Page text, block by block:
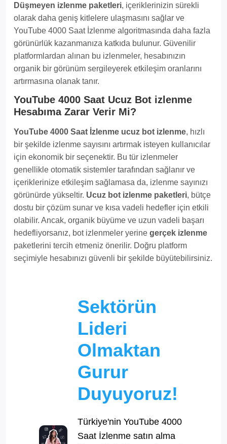
Düşmeyen izlenme paketleri, içeriklerinizin sürekli
olarak daha geniş kitlelere ulaşmasını sağlar ve
YouTube 4000 Saat İzlenme algoritmasında daha fazla
görünürlük kazanmanıza katkıda bulunur. Güvenilir
platformlardan alınan bu izlenmeler, hesabınızın
organik bir görünüm sergileyerek etkileşim oranlarını
artırmasına olanak tanır.
YouTube 4000 Saat Ucuz Bot izlenme
Hesabıma Zarar Verir Mi?
YouTube 4000 Saat İzlenme ucuz bot izlenme, hızlı
bir şekilde izlenme sayısını artırmak isteyen kullanıcılar
için ekonomik bir seçenektir. Bu tür izlenmeler
genellikle otomatik sistemler tarafından sağlanır ve
içeriklerinize etkileşim sağlamasa da, izlenme sayınızı
görünürde yükseltir. Ucuz bot izlenme paketleri, bütçe
dostu bir çözüm sunar ve kısa vadeli hedefler için etkili
olabilir. Ancak, organik büyüme ve uzun vadeli başarı
hedefliyorsanız, bot izlenmeler yerine gerçek izlenme
paketlerini tercih etmeniz önerilir. Doğru platform
seçimiyle hesabınızı güvenli bir şekilde büyütebilirsiniz.
Sektörün
Lideri
Olmaktan
Gurur
Duyuyoruz!
Türkiye'nin YouTube 4000
Saat İzlenme satın alma